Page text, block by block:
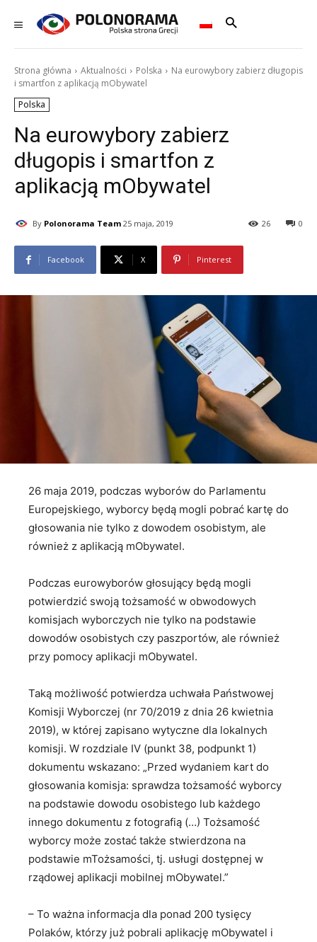
Strona główna Aktualności Polska
Na eurowybory zabierz długopis
i smartfon z aplikacją mObywatel
Polska
Na eurowybory zabierz
długopis i smartfon z
aplikacją mObywatel
By Polonorama Team 25 maja, 2019 0
26
Facebook X Pinterest
26 maja 2019, podczas wyborów do Parlamentu
Europejskiego, wyborcy będą mogli pobrać kartę do
głosowania nie tylko z dowodem osobistym, ale
również z aplikacją mObywatel.
Podczas eurowyborów głosujący będą mogli
potwierdzić swoją tożsamość w obwodowych
komisjach wyborczych nie tylko na podstawie
dowodów osobistych czy paszportów, ale również
przy pomocy aplikacji mObywatel.
Taką możliwość potwierdza uchwała Państwowej
Komisji Wyborczej (nr 70/2019 z dnia 26 kwietnia
2019), w której zapisano wytyczne dla lokalnych
komisji. W rozdziale IV (punkt 38, podpunkt 1)
dokumentu wskazano: „Przed wydaniem kart do
głosowania komisja: sprawdza tożsamość wyborcy
na podstawie dowodu osobistego lub każdego
innego dokumentu z fotografią (…) Tożsamość
wyborcy może zostać także stwierdzona na
podstawie mTożsamości, tj. usługi dostępnej w
rządowej aplikacji mobilnej mObywatel.”
– To ważna informacja dla ponad 200 tysięcy
Polaków, którzy już pobrali aplikację mObywatel i